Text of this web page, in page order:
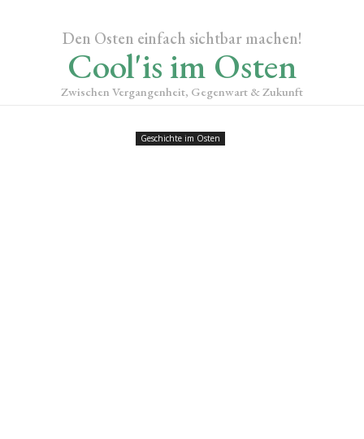
Den Osten einfach sichtbar machen!
Cool'is im Osten
Zwischen Vergangenheit, Gegenwart & Zukunft
Geschichte im Osten